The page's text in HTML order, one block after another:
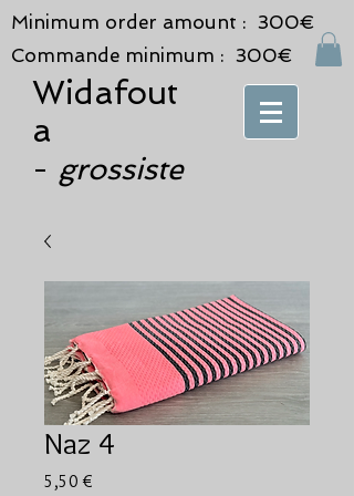
Minimum order amount : 300€
Commande minimum : 300€
Widafout
a
- grossiste
Naz 4
5,50 €